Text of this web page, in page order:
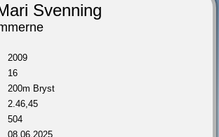
Svenning
2009
16
200m Bryst
2.46,45
504
08.06.2025